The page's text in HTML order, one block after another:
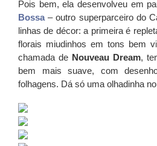
Pois bem, ela desenvolveu em
Bossa– outro superparceiro do
linhas de décor: a primeira é
florais miudinhos em tons bem
chamada de Nouveau Dream,
bem mais suave, com
folhagens. Dá só uma olhadinha